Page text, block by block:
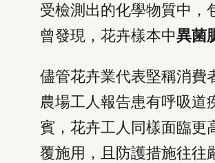
受檢測出的化學物質中，
曾發現，花卉樣本中異菌
儘管花卉業代表堅稱消費
農場工人報告患有呼吸道
賓，花卉工人同樣面臨更
覆施用，且防護措施往往